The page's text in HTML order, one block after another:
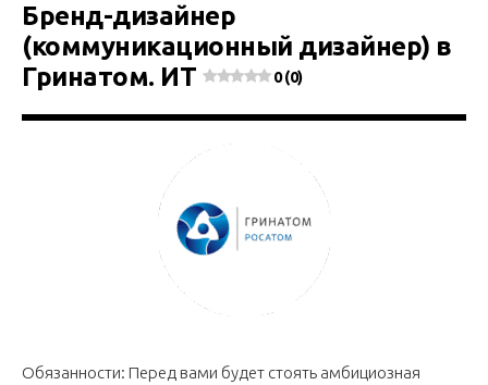
Бренд-дизайнер
(коммуникационный дизайнер) в
Гринатом. ИТ
0 (0)
Обязанности: Перед вами будет стоять амбициозная